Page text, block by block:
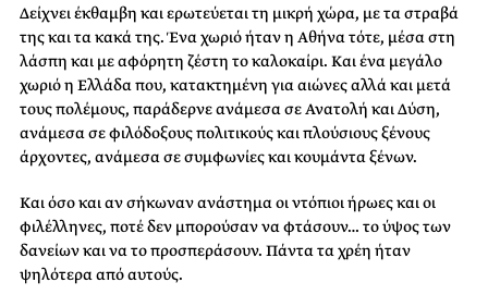
Δείχνει έκθαμβη και ερωτεύεται τη μικρή χώρα, με τα στραβά
της και τα κακά της. Ένα χωριό ήταν η Αθήνα τότε, μέσα στη
λάσπη και με αφόρητη ζέστη το καλοκαίρι. Και ένα μεγάλο
χωριό η Ελλάδα που, κατακτημένη για αιώνες αλλά και μετά
τους πολέμους, παράδερνε ανάμεσα σε Ανατολή και Δύση,
ανάμεσα σε φιλόδοξους πολιτικούς και πλούσιους ξένους
άρχοντες, ανάμεσα σε συμφωνίες και κουμάντα ξένων.
Και όσο και αν σήκωναν ανάστημα οι ντόπιοι ήρωες και οι
φιλέλληνες, ποτέ δεν μπορούσαν να φτάσουν… το ύψος των
δανείων και να το προσπεράσουν. Πάντα τα χρέη ήταν
ψηλότερα από αυτούς.